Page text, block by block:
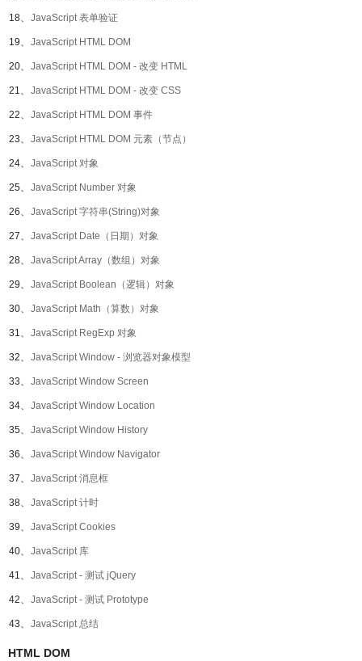
18、 JavaScript 表单验证
19、 JavaScript HTML DOM
20、 JavaScript HTML DOM - 改变 HTML
21、 JavaScript HTML DOM - 改变 CSS
22、 JavaScript HTML DOM 事件
23、 JavaScript HTML DOM 元素（节点）
24、 JavaScript 对象
25、 JavaScript Number 对象
26、 JavaScript 字符串(String)对象
27、 JavaScript Date（日期）对象
28、 JavaScript Array（数组）对象
29、 JavaScript Boolean（逻辑）对象
30、 JavaScript Math（算数）对象
31、 JavaScript RegExp 对象
32、 JavaScript Window - 浏览器对象模型
33、 JavaScript Window Screen
34、 JavaScript Window Location
35、 JavaScript Window History
36、 JavaScript Window Navigator
37、 JavaScript 消息框
38、 JavaScript 计时
39、 JavaScript Cookies
40、 JavaScript 库
41、 JavaScript - 测试 jQuery
42、 JavaScript - 测试 Prototype
43、 JavaScript 总结
HTML DOM